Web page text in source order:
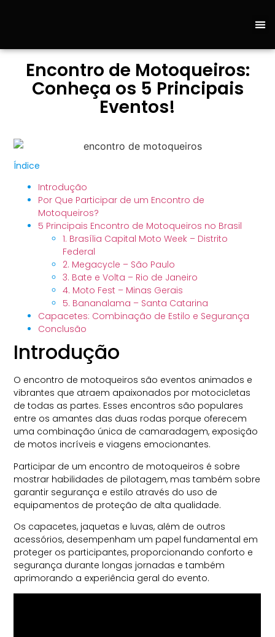
Encontro de Motoqueiros:
Conheça os 5 Principais
Eventos!
Índice
Introdução
Por Que Participar de um Encontro de
Motoqueiros​?
5 Principais Encontro de Motoqueiros​ no Brasil
1. Brasília Capital Moto Week – Distrito
Federal
2. Megacycle – São Paulo
3. Bate e Volta – Rio de Janeiro
4. Moto Fest – Minas Gerais
5. Bananalama – Santa Catarina
Capacetes: Combinação de Estilo e Segurança
Conclusão
Introdução
O encontro de motoqueiros​ são eventos animados e
vibrantes que atraem apaixonados por motocicletas
de todas as partes. Esses encontros são populares
entre os amantes das duas rodas porque oferecem
uma combinação única de camaradagem, exposição
de motos incríveis e viagens emocionantes.
Participar de um encontro de motoqueiros​ é sobre
mostrar habilidades de pilotagem, mas também sobre
garantir segurança e estilo através do uso de
equipamentos de proteção de alta qualidade.
Os capacetes, jaquetas e luvas, além de outros
acessórios, desempenham um papel fundamental em
proteger os participantes, proporcionando conforto e
segurança durante longas jornadas e também
aprimorando a experiência geral do evento.